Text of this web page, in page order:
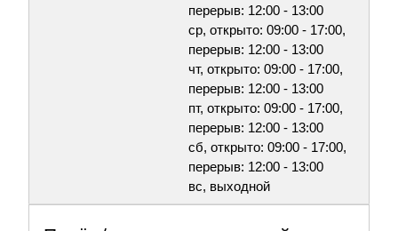
перерыв: 12:00 - 13:00
ср, открыто: 09:00 - 17:00,
перерыв: 12:00 - 13:00
чт, открыто: 09:00 - 17:00,
перерыв: 12:00 - 13:00
пт, открыто: 09:00 - 17:00,
перерыв: 12:00 - 13:00
сб, открыто: 09:00 - 17:00,
перерыв: 12:00 - 13:00
вс, выходной